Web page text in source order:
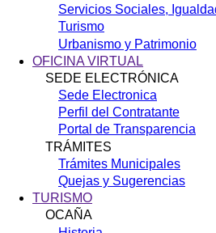
Servicios Sociales,
Turismo
Urbanismo y Patrimonio
OFICINA VIRTUAL
SEDE ELECTRÓNICA
Sede Electronica
Perfil del Contratante
Portal de Transparencia
TRÁMITES
Trámites Municipales
Quejas y Sugerencias
TURISMO
OCAÑA